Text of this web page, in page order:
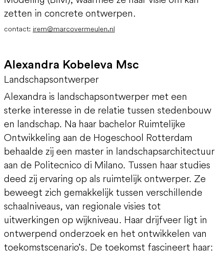
zetten in concrete ontwerpen.
contact: irem@marcovermeulen.nl
Alexandra Kobeleva Msc
Landschapsontwerper
Alexandra is landschapsontwerper met een
sterke interesse in de relatie tussen stedenbouw
en landschap. Na haar bachelor Ruimtelijke
Ontwikkeling aan de Hogeschool Rotterdam
behaalde zij een master in landschapsarchitectuur
aan de Politecnico di Milano. Tussen haar studies
deed zij ervaring op als ruimtelijk ontwerper. Ze
beweegt zich gemakkelijk tussen verschillende
schaalniveaus, van regionale visies tot
uitwerkingen op wijkniveau. Haar drijfveer ligt in
ontwerpend onderzoek en het ontwikkelen van
toekomstscenario’s. De toekomst fascineert haar: